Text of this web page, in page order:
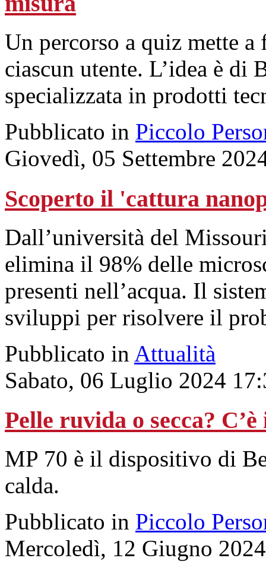
Un percorso a quiz mette a
ciascun utente. L’idea è di
specializzata in prodotti
Pubblicato in Piccolo
Giovedì, 05 Settembre
Scoperto il 'cattura
Dall’università del
elimina il 98% delle
presenti nell’acqua. Il
sviluppi per risolvere il
Pubblicato in Attualità
Sabato, 06 Luglio 2024
Pelle ruvida o secca?
MP 70 è il dispositivo di
calda.
Pubblicato in Piccolo
Mercoledì, 12 Giugno